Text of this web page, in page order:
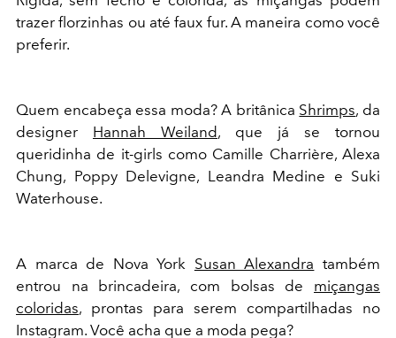
trazer florzinhas ou até faux fur. A maneira como você
preferir.
Quem encabeça essa moda? A britânica Shrimps, da
designer Hannah Weiland, que já se tornou
queridinha de it-girls como Camille Charrière, Alexa
Chung, Poppy Delevigne, Leandra Medine e Suki
Waterhouse.
A marca de Nova York Susan Alexandra também
entrou na brincadeira, com bolsas de miçangas
coloridas, prontas para serem compartilhadas no
Instagram. Você acha que a moda pega?